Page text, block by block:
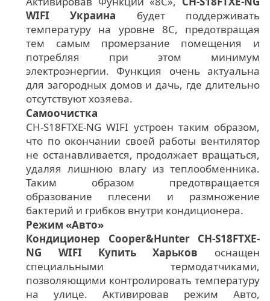
WIFI Украина будет поддерживать
температуру на уровне 8С, предотвращая
тем самым промерзание помещения и
потребляя при этом минимум
электроэнергии. Функция очень актуальна
для загородных домов и дачь, где длительно
отсутствуют хозяева.
Самоочистка
CH-S18FTXE-NG WIFI устроен таким образом,
что по окончании своей работы вентилятор
не останавливается, продолжает вращаться,
удаляя лишнюю влагу из теплообменника.
Таким образом предотвращается
образование плесени и размножение
бактерий и грибков внутри кондиционера.
Режим «Авто»
Кондиционер Cooper&Hunter CH-S18FTXE-
NG WIFI Купить Харьков оснащен
специальными термодатчиками,
позволяющими контролировать температуру
на улице. Активировав режим Авто,